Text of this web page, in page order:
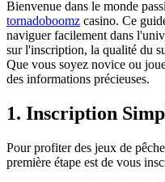
Bienvenue dans le monde
tornadoboomz casino. Ce
naviguer facilement dans
sur l'inscription, la qualité du
Que vous soyez novice ou
des informations précieuses.
1. Inscription
Pour profiter des jeux de
première étape est de vous